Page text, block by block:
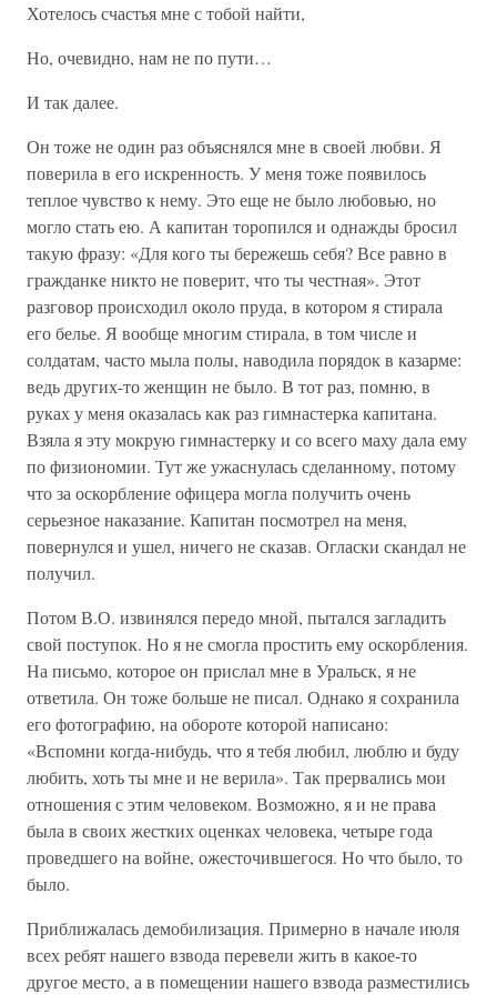
Хотелось счастья мне с тобой найти,
Но, очевидно, нам не по пути…
И так далее.
Он тоже не один раз объяснялся мне в своей любви. Я
поверила в его искренность. У меня тоже появилось
теплое чувство к нему. Это еще не было любовью, но
могло стать ею. А капитан торопился и однажды бросил
такую фразу: «Для кого ты бережешь себя? Все равно в
гражданке никто не поверит, что ты честная». Этот
разговор происходил около пруда, в котором я стирала
его белье. Я вообще многим стирала, в том числе и
солдатам, часто мыла полы, наводила порядок в казарме:
ведь других-то женщин не было. В тот раз, помню, в
руках у меня оказалась как раз гимнастерка капитана.
Взяла я эту мокрую гимнастерку и со всего маху дала ему
по физиономии. Тут же ужаснулась сделанному, потому
что за оскорбление офицера могла получить очень
серьезное наказание. Капитан посмотрел на меня,
повернулся и ушел, ничего не сказав. Огласки скандал не
получил.
Потом В.О. извинялся передо мной, пытался загладить
свой поступок. Но я не смогла простить ему оскорбления.
На письмо, которое он прислал мне в Уральск, я не
ответила. Он тоже больше не писал. Однако я сохранила
его фотографию, на обороте которой написано:
«Вспомни когда-нибудь, что я тебя любил, люблю и буду
любить, хоть ты мне и не верила». Так прервались мои
отношения с этим человеком. Возможно, я и не права
была в своих жестких оценках человека, четыре года
проведшего на войне, ожесточившегося. Но что было, то
было.
Приближалась демобилизация. Примерно в начале июля
всех ребят нашего взвода перевели жить в какое-то
другое место, а в помещении нашего взвода разместились